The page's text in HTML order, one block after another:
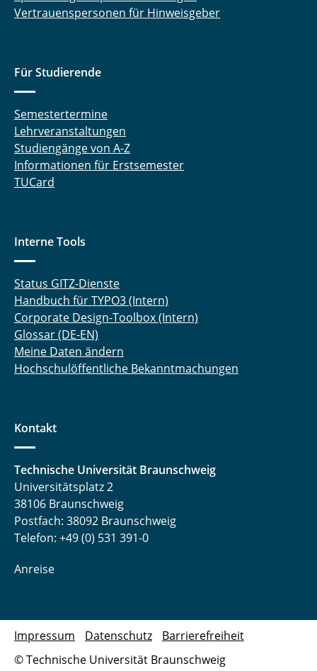
Jackmann Cedric
Jelden Timo
Jennert Torben
König Peer
Kurrat Christiane
Landrath Oliver
Langemann Robin
Laufer Andreas
Meinert Michel
Nebelsiek Marvin
Niehs Eike
Pape Marlene
Preißner Kevin
Reuter Kira
Vertrauenspersonen für Hinweisgeber
Für Studierende
Semestertermine
Lehrveranstaltungen
Studiengänge von A-Z
Informationen für Erstsemester
TUCard
Interne Tools
Status GITZ-Dienste
Handbuch für TYPO3 (Intern)
Corporate Design-Toolbox (Intern)
Glossar (DE-EN)
Meine Daten ändern
Hochschulöffentliche Bekanntmachungen
Kontakt
Technische Universität Braunschweig
Universitätsplatz 2
38106 Braunschweig
Postfach: 38092 Braunschweig
Telefon: +49 (0) 531 391-0
Anreise
© Technische Universität Braunschweig
Impressum Datenschutz Barrierefreiheit